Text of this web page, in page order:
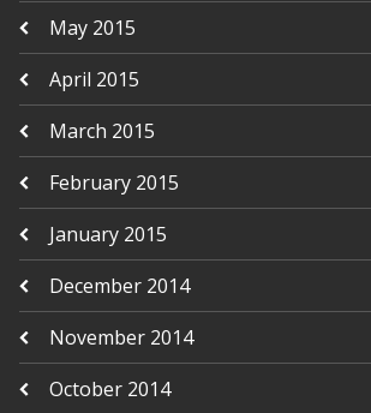
May 2015
April 2015
March 2015
February 2015
January 2015
December 2014
November 2014
October 2014